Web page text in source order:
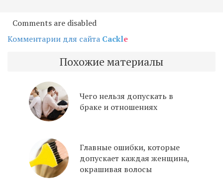
Comments are disabled
Комментарии для сайта Cackle
Похожие материалы
Чего нельзя допускать в
браке и отношениях
Главные ошибки, которые
допускает каждая женщина,
окрашивая волосы